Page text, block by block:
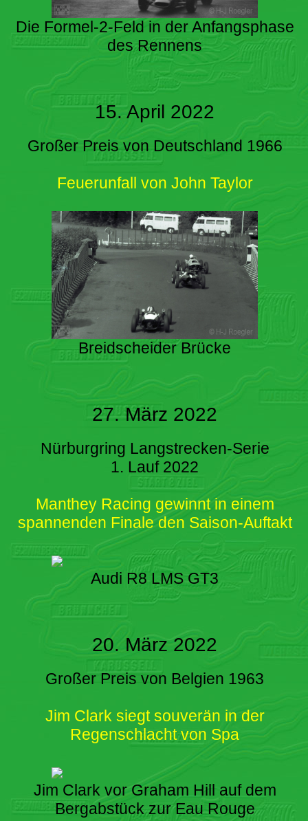
Die Formel-2-Feld in der Anfangsphase
des Rennens
15. April 2022
Großer Preis von Deutschland 1966
Feuerunfall von John Taylor
Breidscheider Brücke
27. März 2022
Nürburgring Langstrecken-Serie
1. Lauf 2022
Manthey Racing gewinnt in einem
spannenden Finale den Saison-Auftakt
Audi R8 LMS GT3
20. März 2022
Großer Preis von Belgien 1963
Jim Clark siegt souverän in der
Regenschlacht von Spa
Jim Clark vor Graham Hill auf dem
Bergabstück zur Eau Rouge